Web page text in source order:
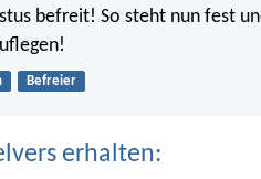
befreit! So steht nun fest
Befreier
erhalten: